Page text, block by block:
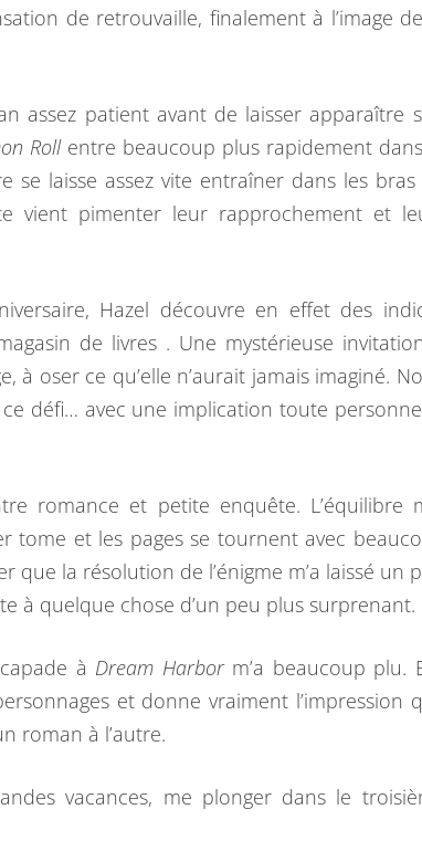
A
R
B
O
de retrouvaille, finalement à l’image
assez patient avant de laisser apparaître
Roll entre beaucoup plus rapidement
se laisse assez vite entraîner dans les bras
vient pimenter leur rapprochement et
Hazel découvre en effet des
de livres . Une mystérieuse
à oser ce qu’elle n’aurait jamais imaginé.
défi… avec une implication toute
romance et petite enquête. L’équilibre
tome et les pages se tournent avec
que la résolution de l’énigme m’a laissé un
à quelque chose d’un peu plus surprenant.
à Dream Harborm’a beaucoup plu.
et donne vraiment l’impression
roman à l’autre.
vacances, me plonger dans le